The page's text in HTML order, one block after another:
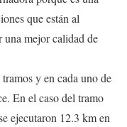
que están al
mejor calidad de
y en cada uno de
En el caso del tramo
ejecutaron 12.3 km en